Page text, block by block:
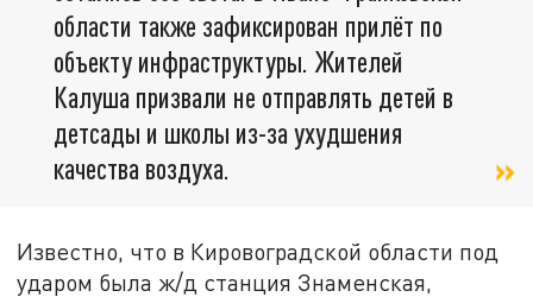
области также зафиксирован прилёт по
объекту инфраструктуры. Жителей
Калуша призвали не отправлять детей в
детсады и школы из-за ухудшения
качества воздуха.
Известно, что в Кировоградской области под
ударом была ж/д станция Знаменская,